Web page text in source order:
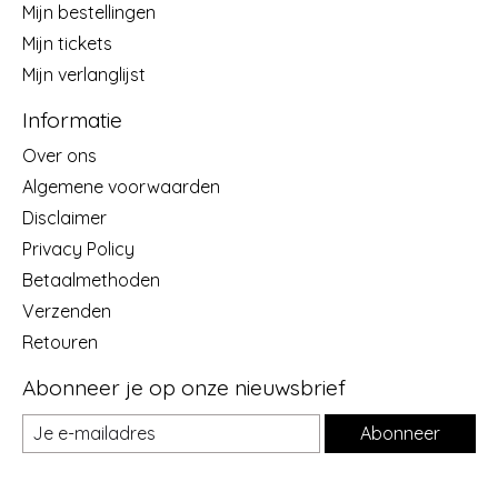
Mijn bestellingen
Mijn tickets
Mijn verlanglijst
Informatie
Over ons
Algemene voorwaarden
Disclaimer
Privacy Policy
Betaalmethoden
Verzenden
Retouren
Abonneer je op onze nieuwsbrief
Abonneer